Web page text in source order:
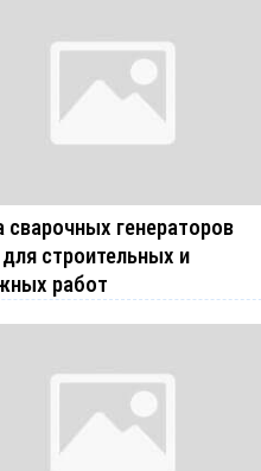
сварочных генераторов
для строительных и
работ